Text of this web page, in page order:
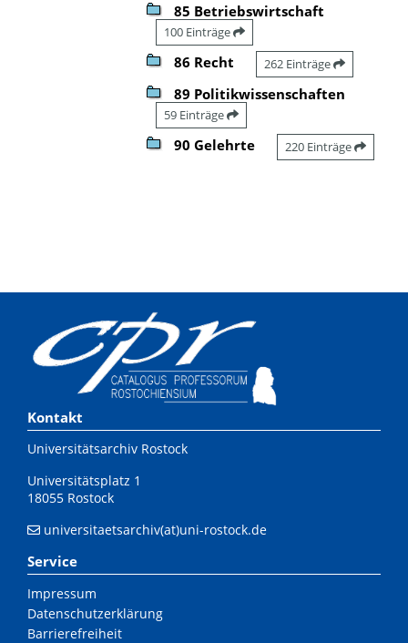
85 Betriebswirtschaft
100 Einträge
86 Recht 262 Einträge
89 Politikwissenschaften
59 Einträge
90 Gelehrte 220 Einträge
Kontakt
Universitätsarchiv Rostock
Universitätsplatz 1
18055 Rostock
universitaetsarchiv(at)uni-rostock.de
Service
Impressum
Datenschutzerklärung
Barrierefreiheit